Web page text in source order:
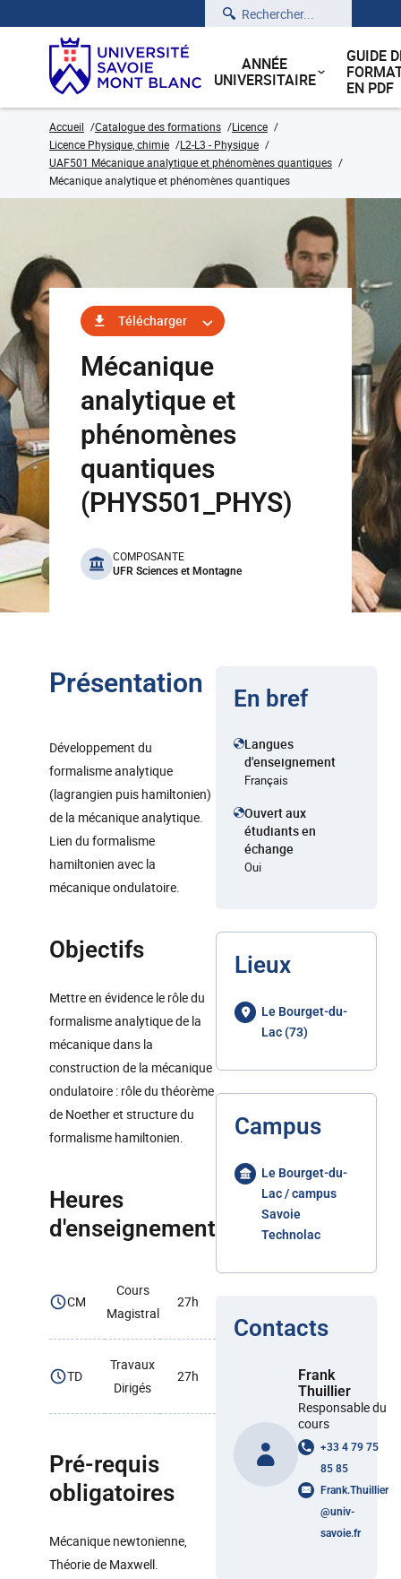
Rechercher
ANNÉE
UNIVERSITAIRE
GUIDE
EN PDF
Accueil Catalogue des formations
Licence
Licence Physique, chimie
L2-L3 - Physique
UAF501 Mécanique analytique et phénomènes quantiques
Mécanique analytique et phénomènes quantiques
Télécharger
Mécanique
analytique et
phénomènes
quantiques
(PHYS501_PHYS)
benefits
COMPOSANTE
UFR Sciences et Montagne
Présentation
Développement du
formalisme analytique
(lagrangien puis hamiltonien)
de la mécanique analytique.
Lien du formalisme
hamiltonien avec la
mécanique ondulatoire.
Objectifs
Mettre en évidence le rôle du
formalisme analytique de la
mécanique dans la
construction de la mécanique
ondulatoire : rôle du théorème
de Noether et structure du
formalisme hamiltonien.
Heures
d'enseignement
CM
Cours
Magistral
27h
TD
Travaux
Dirigés
27h
Pré-requis
obligatoires
Mécanique newtonienne,
Théorie de Maxwell.
En bref
Langues
d'enseignement
Français
Ouvert aux
étudiants en
échange
Oui
Lieux
Le Bourget-du-
Lac (73)
Campus
Le Bourget-du-
Lac / campus
Savoie
Technolac
Contacts
Frank
Thuillier
Responsable du
cours
+33 4 79 75
85 85
Frank.Thuillier
@univ-
savoie.fr